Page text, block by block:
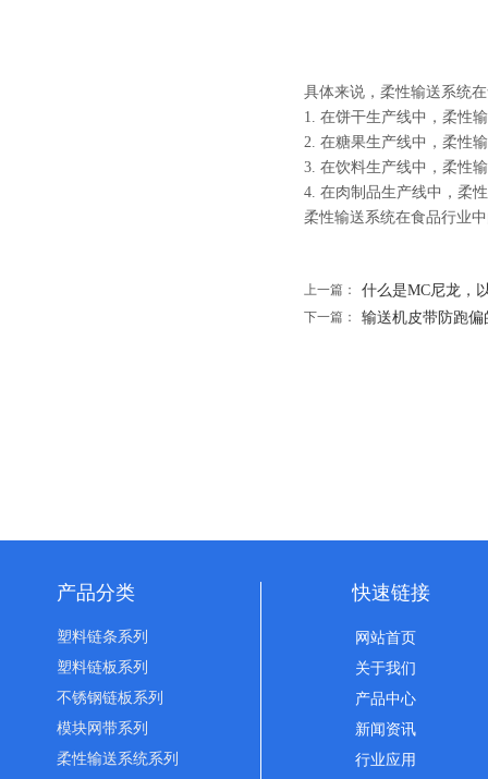
具体来说，柔性输送系统
1. 在饼干生产线中，柔性
2. 在糖果生产线中，柔性
3. 在饮料生产线中，柔性
4. 在肉制品生产线中，柔
柔性输送系统在食品行业
上一篇： 什么是MC尼龙，
下一篇： 输送机皮带防跑
塑料链条系列
塑料链板系列
不锈钢链板系列
模块网带系列
柔性输送系统系列
产品分类 快速链接
网站首页
关于我们
产品中心
新闻资讯
行业应用